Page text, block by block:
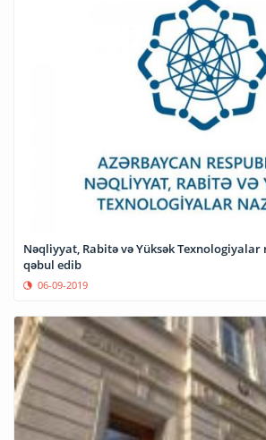
Nəqliyyat, Rabitə və Yüksək Texnologiyalar
qəbul edib
06-09-2019